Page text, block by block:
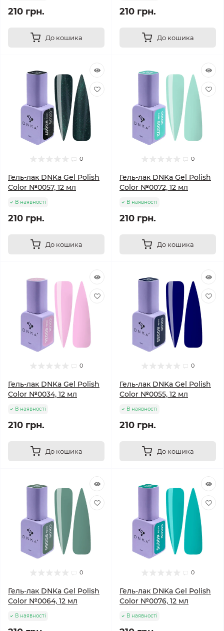
210 грн.
До кошика
210 грн.
До кошика
0
Гель-лак DNKa Gel Polish
Color №0057, 12 мл
В наявності
210 грн.
До кошика
0
Гель-лак DNKa Gel Polish
Color №0072, 12 мл
В наявності
210 грн.
До кошика
0
Гель-лак DNKa Gel Polish
Color №0034, 12 мл
В наявності
210 грн.
До кошика
0
Гель-лак DNKa Gel Polish
Color №0055, 12 мл
В наявності
210 грн.
До кошика
0
Гель-лак DNKa Gel Polish
Color №0064, 12 мл
В наявності
0
Гель-лак DNKa Gel Polish
Color №0076, 12 мл
В наявності